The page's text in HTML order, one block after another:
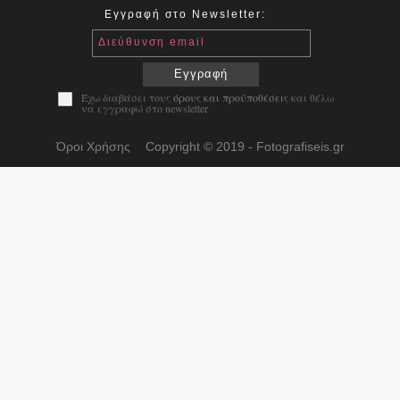
Εγγραφή στο Newsletter:
Διεύθυνση email
Εγγραφή
Έχω διαβάσει τους όρους και προϋποθέσειςκαι θέλω
να εγγραφώ στο newsletter
Όροι Χρήσης Copyright © 2019 - Fotografiseis.gr